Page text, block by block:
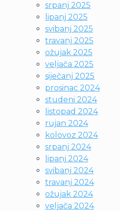
srpanj 2025
lipanj 2025
svibanj 2025
travanj 2025
ožujak 2025
veljača 2025
siječanj 2025
prosinac 2024
studeni 2024
listopad 2024
rujan 2024
kolovoz 2024
srpanj 2024
lipanj 2024
svibanj 2024
travanj 2024
ožujak 2024
veljača 2024